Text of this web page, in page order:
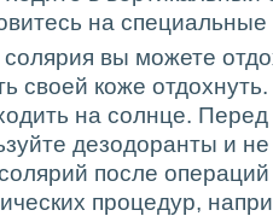
на
вы можете
своей коже
на солнце.
дезодоранты и
после
процедур,